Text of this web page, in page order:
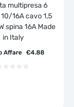
multipresa 6
16A cavo 1,5
spina 16A Made
in Italy
€4.88
Affare